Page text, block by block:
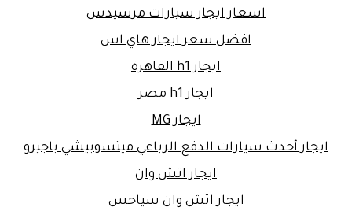
اسعار ايجار سيارات مرسيدس
افضل سعر ايجار هاي اس
ايجار h1 القاهرة
ايجار h1 مصر
ايجار MG
ايجار أحدث سيارات الدفع الرباعي ميتسوبيشي باجيرو
ايجار اتش وان
ايجار اتش وان سياحس